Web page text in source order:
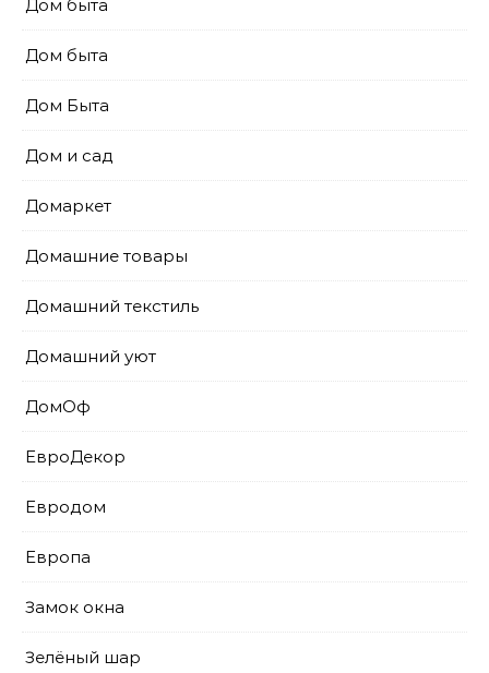
Дом быта
Дом быта
Дом Быта
Дом и сад
Домаркет
Домашние товары
Домашний текстиль
Домашний уют
ДомОф
ЕвроДекор
Евродом
Европа
Замок окна
Зелёный шар